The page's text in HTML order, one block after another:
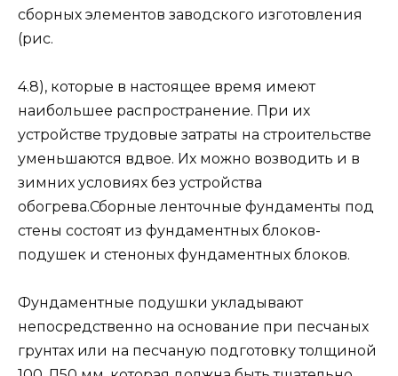
сборных элементов заводского изготовле­ния
(рис.
4.8), которые в настоящее время имеют
наибольшее распространение. При их
устройстве трудовые затраты на строительстве
уменьшаются вдвое. Их можно возводить и в
зимних условиях без устройства
обогрева.Сборные ленточные фундаменты под
стены состоят из фундаментных блоков-
подушек и стеноных фундаментных бло­ков.
Фундаментные подушки укладывают
непосредственно на основание при пес­чаных
грунтах или на песчаную подго­товку толщиной